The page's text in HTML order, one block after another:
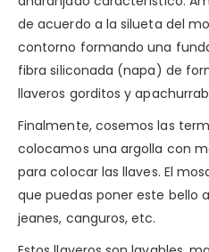
de acuerdo a la silueta del
contorno formando una
fibra siliconada (napa) de
llaveros gorditos y
Finalmente, cosemos las
colocamos una argolla con
para colocar las llaves. El
que puedas poner este bello
jeanes, canguros, etc.